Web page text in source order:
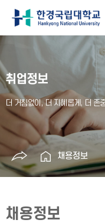
취업정보
채용정보
채용정보